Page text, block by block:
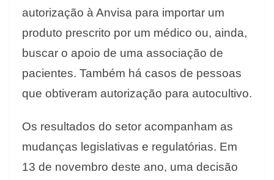
autorização à Anvisa para importar um
produto prescrito por um médico ou, ainda,
buscar o apoio de uma associação de
pacientes. Também há casos de pessoas
que obtiveram autorização para autocultivo.
Os resultados do setor acompanham as
mudanças legislativas e regulatórias. Em
13 de novembro deste ano, uma decisão